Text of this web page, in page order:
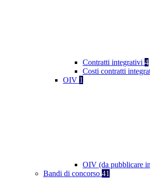
Contratti integrativi 4
Costi contratti
OIV 1
OIV (da pubblicare
Bandi di concorso 41